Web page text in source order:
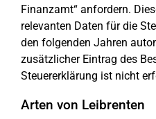
Finanzamt“ anfordern.
relevanten Daten für die
den folgenden Jahren
zusätzlicher Eintrag des
Steuererklärung ist nicht
Arten von Leibrenten